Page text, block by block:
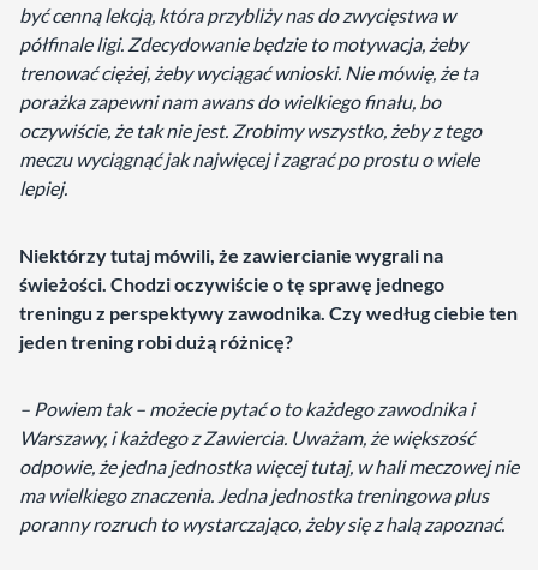
być cenną lekcją, która przybliży nas do zwycięstwa w
półfinale ligi. Zdecydowanie będzie to motywacja, żeby
trenować ciężej, żeby wyciągać wnioski. Nie mówię, że ta
porażka zapewni nam awans do wielkiego finału, bo
oczywiście, że tak nie jest. Zrobimy wszystko, żeby z tego
meczu wyciągnąć jak najwięcej i zagrać po prostu o wiele
lepiej.
Niektórzy tutaj mówili, że zawiercianie wygrali na
świeżości. Chodzi oczywiście o tę sprawę jednego
treningu z perspektywy zawodnika. Czy według ciebie ten
jeden trening robi dużą różnicę?
– Powiem tak – możecie pytać o to każdego zawodnika i
Warszawy, i każdego z Zawiercia. Uważam, że większość
odpowie, że jedna jednostka więcej tutaj, w hali meczowej nie
ma wielkiego znaczenia. Jedna jednostka treningowa plus
poranny rozruch to wystarczająco, żeby się z halą zapoznać.